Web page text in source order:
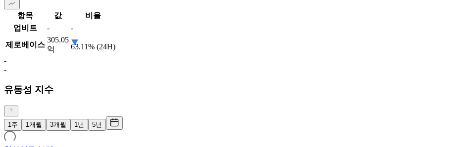
항목 값
비율
업비트
-
-
제로베이스
305.05
억
63.11% (24H)
-
-
유동성 지수
1주 1개월 3개월 1년 5년